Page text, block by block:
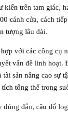
kiến trên tam giác,
cánh cửa, cách
tượng lâu dài.
với các công cụ
vấn đề linh hoạt.
sản nâng cao sự
tổng thể trong
đúng đắn, câu đố